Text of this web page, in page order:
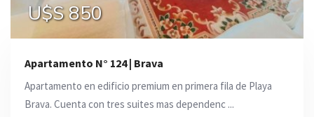
U$S 850
Apartamento N° 124 | Brava
Apartamento en edificio premium en primera fila de Playa
Brava. Cuenta con tres suites mas dependenc ...